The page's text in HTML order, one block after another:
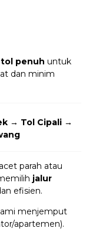
penuh untuk
dan minim
→ Tol Cipali →
parah atau
jalur
efisien.
menjemput
apartemen).